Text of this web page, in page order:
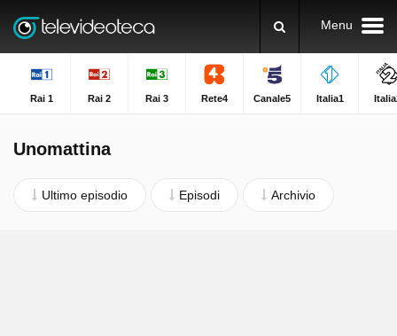
Menu
Rai 1 Rai 2 Rai 3 Rete4 Canale5 Italia1
Unomattina
Ultimo episodio Episodi Archivio